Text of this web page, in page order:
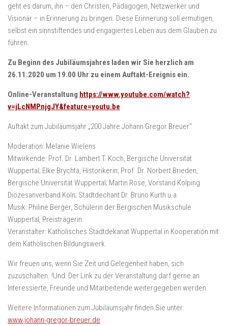
geht es darum, ihn – den Christen, Pädagogen, Netzwerker und
Visionär – in Erinnerung zu bringen. Diese Erinnerung soll ermutigen,
selbst ein sinnstiftendes und engagiertes Leben aus dem Glauben zu
führen.
Zu Beginn des Jubiläumsjahres laden wir Sie herzlich am
26.11.2020 um 19.00 Uhr zu einem Auftakt-Ereignis ein.
Online-Veranstaltung https://www.youtube.com/watch?
v=jLcNMPnjgJY&feature=youtu.be
Auftakt zum Jubiläumsjahr „200 Jahre Johann Gregor Breuer“
Moderation: Melanie Wielens
Mitwirkende: Prof. Dr. Lambert T. Koch, Bergische Universität
Wuppertal; Elke Brychta, Historikerin; Prof. Dr. Norbert Brieden,
Bergische Universität Wuppertal; Martin Rose, Vorstand Kolping
Diözesanverband Köln; Stadtdechant Dr. Bruno Kurth u.a.
Musik: Philine Berger, Schülerin der Bergischen Musikschule
Wuppertal, Preisträgerin
Veranstalter: Katholisches Stadtdekanat Wuppertal in Kooperation mit
dem Katholischen Bildungswerk.
Wir freuen uns, wenn Sie Zeit und Gelegenheit haben, sich
zuzuschalten. !Und: Der Link zu der Veranstaltung darf gerne an
Interessierte, Freunde und Mitarbeitende weitergegeben werden.
Weitere Informationen zum Jubiläumsjahr finden Sie unter:
www.johann-gregor-breuer.de